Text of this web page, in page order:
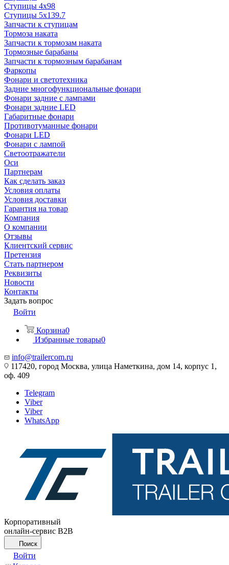
Ступицы 4x98
Ступицы 5x139.7
Запчасти к ступицам
Тормоза наката
Запчасти к тормозам наката
Тормозные барабаны
Запчасти к тормозным барабанам
Фаркопы
Фонари и светотехника
Задние многофункциональные фонари
Фонари задние с лампами
Фонари задние LED
Габаритные фонари
Противотуманные фонари
Фонари LED
Фонари с лампой
Светоотражатели
Оси
Партнерам
Как сделать заказ
Условия оплаты
Условия доставки
Гарантия на товар
Компания
О компании
Отзывы
Клиентский сервис
Претензия
Стать партнером
Реквизиты
Новости
Контакты
Задать вопрос
Войти
Корзина0
Избранные товары0
info@trailercom.ru
117420, город Москва, улица Наметкина, дом 14, корпус 1,
оф. 409
Telegram
Viber
Viber
WhatsApp
Корпоративный
онлайн-сервис B2B
Поиск
Войти